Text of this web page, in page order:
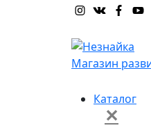
Магазин
Каталог
✕